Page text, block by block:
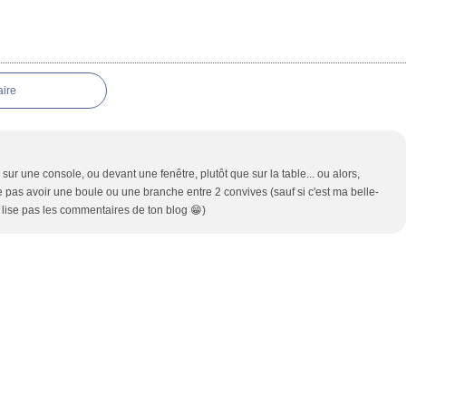
sur une console, ou devant une fenêtre, plutôt que sur la table... ou alors,
pas avoir une boule ou une branche entre 2 convives (sauf si c'est ma belle-
pas les commentaires de ton blog 😁)